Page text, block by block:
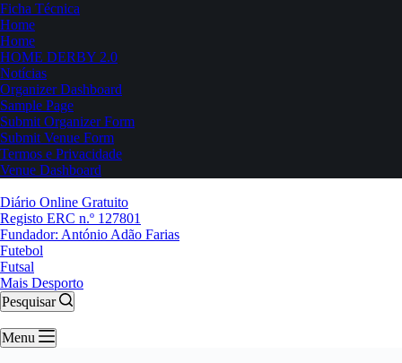
Ficha Técnica
Home
Home
HOME DERBY 2.0
Notícias
Organizer Dashboard
Sample Page
Submit Organizer Form
Submit Venue Form
Termos e Privacidade
Venue Dashboard
Diário Online Gratuito
Registo ERC n.º 127801
Fundador: António Adão Farias
Futebol
Futsal
Mais Desporto
Pesquisar
Menu